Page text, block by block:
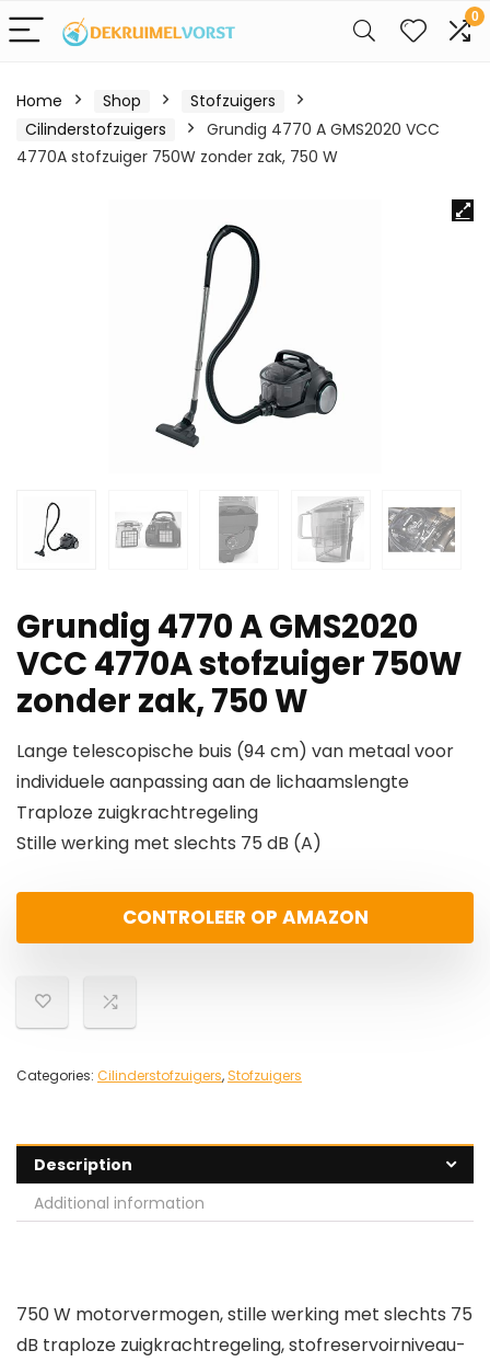
0
Home Shop
Stofzuigers
Cilinderstofzuigers
Grundig 4770 A GMS2020 VCC
4770A stofzuiger 750W zonder zak, 750 W
Grundig 4770 A GMS2020
VCC 4770A stofzuiger 750W
zonder zak, 750 W
Lange telescopische buis (94 cm) van metaal voor
individuele aanpassing aan de lichaamslengte
Traploze zuigkrachtregeling
Stille werking met slechts 75 dB (A)
CONTROLEER OP AMAZON
Categories: Cilinderstofzuigers, Stofzuigers
Description
Additional information
750 W motorvermogen, stille werking met slechts 75
dB traploze zuigkrachtregeling, stofreservoirniveau-